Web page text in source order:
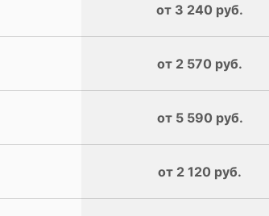
от 3 240 руб.
от 2 570 руб.
от 5 590 руб.
от 2 120 руб.